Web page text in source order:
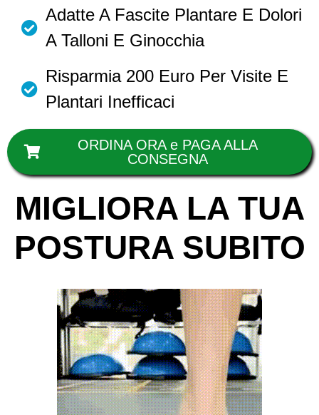
Adatte A Fascite Plantare E Dolori
A Talloni E Ginocchia
Risparmia 200 Euro Per Visite E
Plantari Inefficaci
ORDINA ORA e PAGA ALLA
CONSEGNA
MIGLIORA LA TUA
POSTURA SUBITO